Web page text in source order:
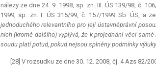
nálezy ze dne 24. 9. 1998, sp. zn. III. ÚS 139/98, č.
1999, sp. zn. I. ÚS 315/99, č. 157/1999 Sb. ÚS, a
jednoduchého relevantního pro její ústavněprávní
nich (kromě dalšího) vyplývá, že k projednání věci
soudu platí potud, pokud nejsou splněny podmínky
[28] V rozsudku ze dne 30. 12. 2008, čj. 4 Azs 82/